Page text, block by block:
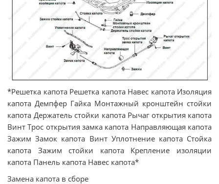
*Решетка капота Решетка капота Навес капота Изоляция
капота Демпфер Гайка Монтажный кронштейн стойки
капота Держатель стойки капота Рычаг открытия капота
Винт Трос открытия замка капота Направляющая капота
Зажим Замок капота Винт Уплотнение капота Стойка
капота Зажим стойки капота Крепление изоляции
капота Панель капота Навес капота*
Замена капота в сборе